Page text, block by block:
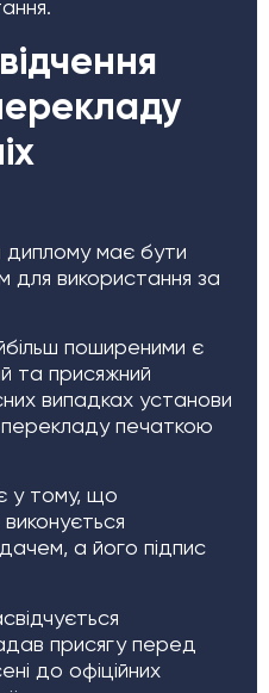
має бути
для використання за
поширеними є
та присяжний
випадках установи
перекладу печаткою
у тому, що
а його підпис
присягу перед
до офіційних